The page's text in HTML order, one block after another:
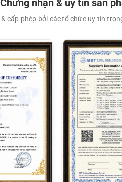
Chứng nhận & uy tín sản
cấp phép bởi các tổ chức uy tín